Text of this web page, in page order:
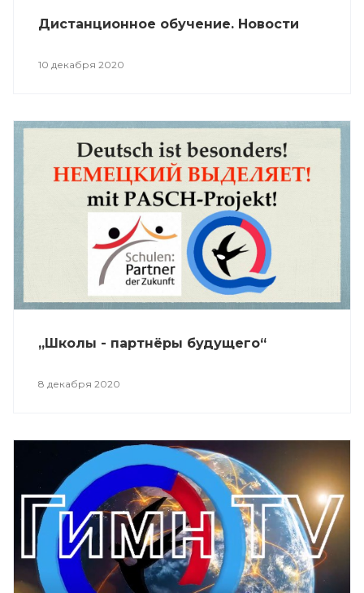
Дистанционное обучение. Новости
10 декабря 2020
„Школы - партнёры будущего“
8 декабря 2020